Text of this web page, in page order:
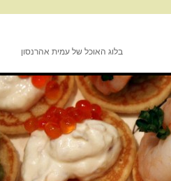
בלוג האוכל של עמית אהרנסון